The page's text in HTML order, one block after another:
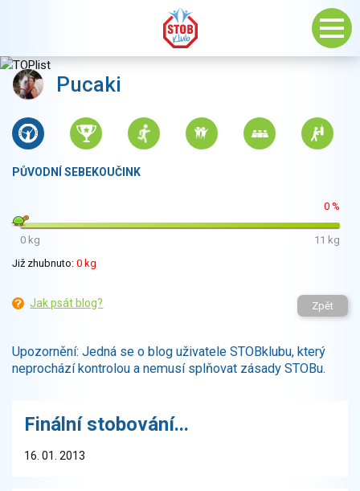
Pucaki
PŮVODNÍ SEBEKOUČINK
0 %
0 kg
11 kg
Již zhubnuto: 0 kg
Jak psát blog? Zpět
Upozornění: Jedná se o blog uživatele STOBklubu, který
neprochází kontrolou a nemusí splňovat zásady STOBu.
Finální stobování...
16. 01. 2013